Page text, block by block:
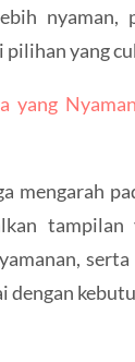
nyaman,
yang
yang
mengarah
dengan